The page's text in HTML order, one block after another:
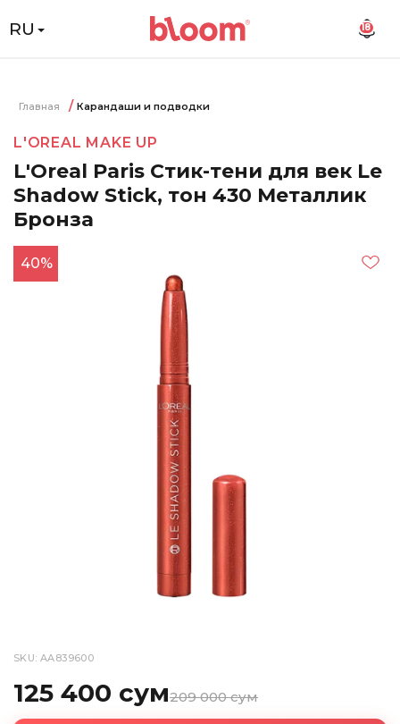
RU 18
Главная Карандаши и подводки
L'OREAL MAKE UP
L'Oreal Paris Стик-тени для век Le
Shadow Stick, тон 430 Металлик
Бронза
40%
SKU: AA839600
125 400 сум209 000 сум